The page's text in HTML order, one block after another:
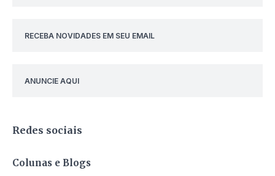
RECEBA NOVIDADES EM SEU EMAIL
ANUNCIE AQUI
Redes sociais
Colunas e Blogs